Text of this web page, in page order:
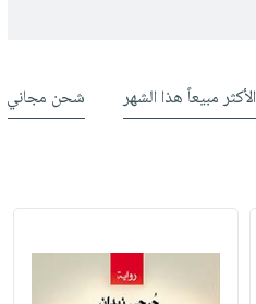
الأكثر مبيعاً هذا الشهر شحن مجاني